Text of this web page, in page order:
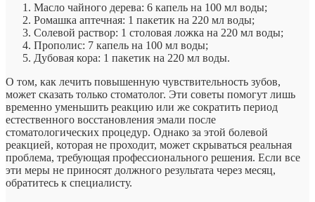
Масло чайного дерева: 6 капель на 100 мл воды;
Ромашка аптечная: 1 пакетик на 220 мл воды;
Солевой раствор: 1 столовая ложка на 220 мл воды;
Прополис: 7 капель на 100 мл воды;
Дубовая кора: 1 пакетик на 220 мл воды.
О том, как лечить повышенную чувствительность зубов,
может сказать только стоматолог. Эти советы помогут лишь
временно уменьшить реакцию или же сократить период
естественного восстановления эмали после
стоматологических процедур. Однако за этой болевой
реакцией, которая не проходит, может скрываться реальная
проблема, требующая профессионального решения. Если все
эти меры не приносят должного результата через месяц,
обратитесь к специалисту.